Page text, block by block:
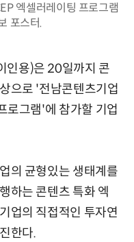
엑셀러레이팅 프로그램
포스터.
인용)은 20일까지 콘
으로 '전남콘텐츠기업
로그램'에 참가할 기업
의 균형있는 생태계를
하는 콘텐츠 특화 엑
업의 직접적인 투자연
한다.